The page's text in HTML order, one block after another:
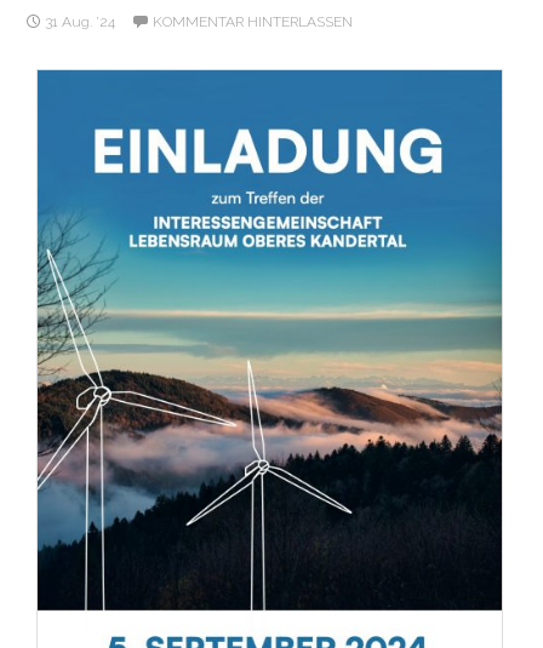
31 Aug. ’24 KOMMENTAR HINTERLASSEN